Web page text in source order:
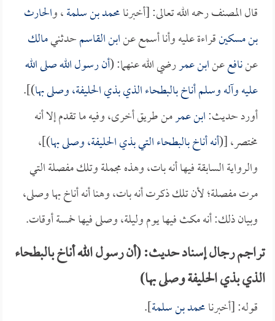
قال المصنف رحمه الله تعالى: [أخبرنامحمد بن سلمة، والحارث
بن مسكينقراءة عليه وأنا أسمع عنابن القاسمحدثنيمالك
عننافععنابن عمررضي الله عنهما: (أن رسول الله صلى الله
عليه وآله وسلم أناخ بالبطحاء الذي بذي الحليفة، وصلى بها)].
أورد حديث:ابن عمرمن طريق أخرى، وفيه ما تقدم إلا أنه
مختصر، [(أنه أناخ بالبطحاء التي بذي الحليفة، وصلى بها)]،
والرواية السابقة فيها أنه بات، وهذه مجملة وتلك مفصلة التي
مرت مفصلة؛ لأن تلك ذكرت أنه بات، وهنا أنه أناخ بها وصلى،
وبيان ذلك: أنه مكث فيها يوم وليلة، وصلى فيها خمسة أوقات.
تراجم رجال إسناد حديث: (أن رسول الله أناخ بالبطحاء
الذي بذي الحليفة وصلى بها)
قوله: [أخبرنامحمد بن سلمة].